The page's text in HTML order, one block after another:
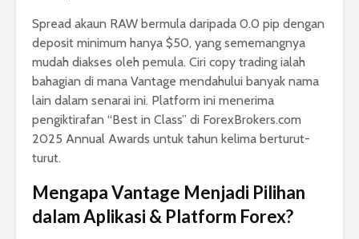
Spread akaun RAW bermula daripada 0.0 pip dengan
deposit minimum hanya $50, yang sememangnya
mudah diakses oleh pemula. Ciri copy trading ialah
bahagian di mana Vantage mendahului banyak nama
lain dalam senarai ini. Platform ini menerima
pengiktirafan “Best in Class” di ForexBrokers.com
2025 Annual Awards untuk tahun kelima berturut-
turut.
Mengapa Vantage Menjadi Pilihan
dalam Aplikasi & Platform Forex?